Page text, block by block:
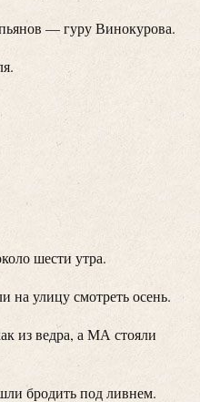
— гуру Винокурова.
шести утра.
улицу смотреть осень.
из ведра, а МА стояли
бродить под ливнем.